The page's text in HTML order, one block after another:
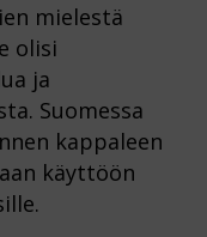
mielestä
olisi
ja
Suomessa
kappaleen
käyttöön